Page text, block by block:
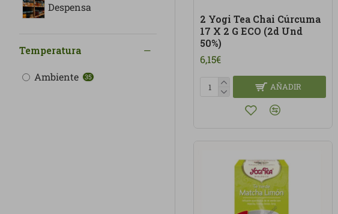
Despensa
Temperatura
Ambiente 35
2 Yogi Tea Chai Cúrcuma
17 X 2 G ECO (2d Und
50%)
6,15€
AÑADIR